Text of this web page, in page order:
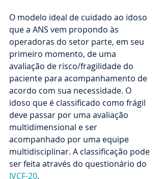
O modelo ideal de cuidado ao idoso
que a ANS vem propondo às
operadoras do setor parte, em seu
primeiro momento, de uma
avaliação de risco/fragilidade do
paciente para acompanhamento de
acordo com sua necessidade. O
idoso que é classificado como frágil
deve passar por uma avaliação
multidimensional e ser
acompanhado por uma equipe
multidisciplinar. A classificação pode
ser feita através do questionário do
IVCF-20.